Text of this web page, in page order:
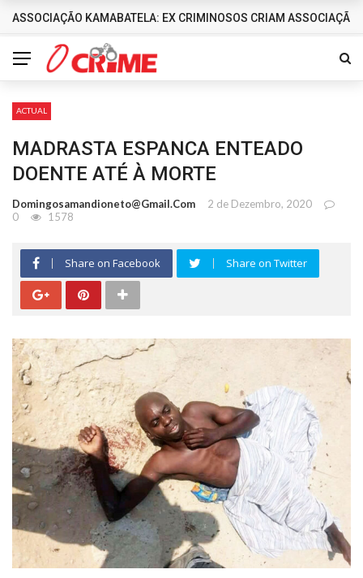
DESTAQUES
ASSOCIAÇÃO KAMABATELA: EX CRIMINOSOS CRIAM
ACTUAL
MADRASTA ESPANCA ENTEADO
DOENTE ATÉ À MORTE
Domingosamandioneto@gmail.com
2 de Dezembro, 2020
0
1578
Share on Facebook Share on Twitter